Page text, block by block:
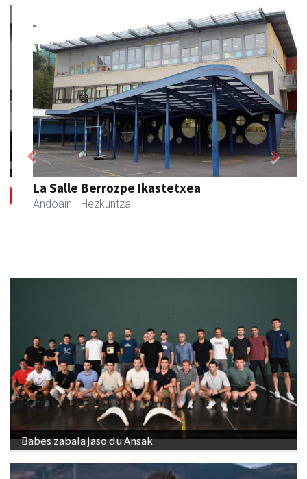
La Salle Berrozpe Ikastetxea
Andoain - Hezkuntza
Previous Next
Babes zabala jaso du Ansak